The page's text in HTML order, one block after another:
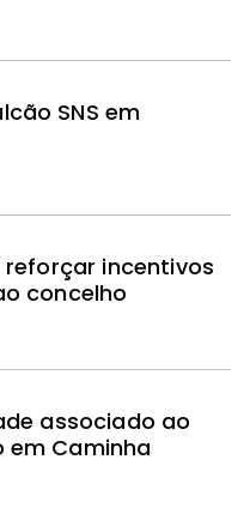
SNS em
reforçar incentivos
concelho
associado ao
Caminha